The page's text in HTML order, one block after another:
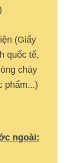
(Giấy
quốc tế,
cháy
phẩm...)
ngoài: